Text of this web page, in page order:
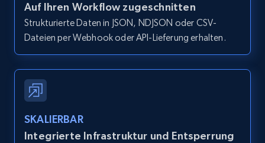
Zillow properties listing information -
Discover by custom filters - location, home
type and status
IsCurrentSignedInAgentResponsible, Bedrooms,
and more.
12K+ 1.3K+ Gratis testen
Auf Ihren Workflow zugeschnitten
Strukturierte Daten in JSON, NDJSON oder CSV-
Dateien per Webhook oder API-Lieferung erhalten.
SKALIERBAR
Integrierte Infrastruktur und Entsperrung